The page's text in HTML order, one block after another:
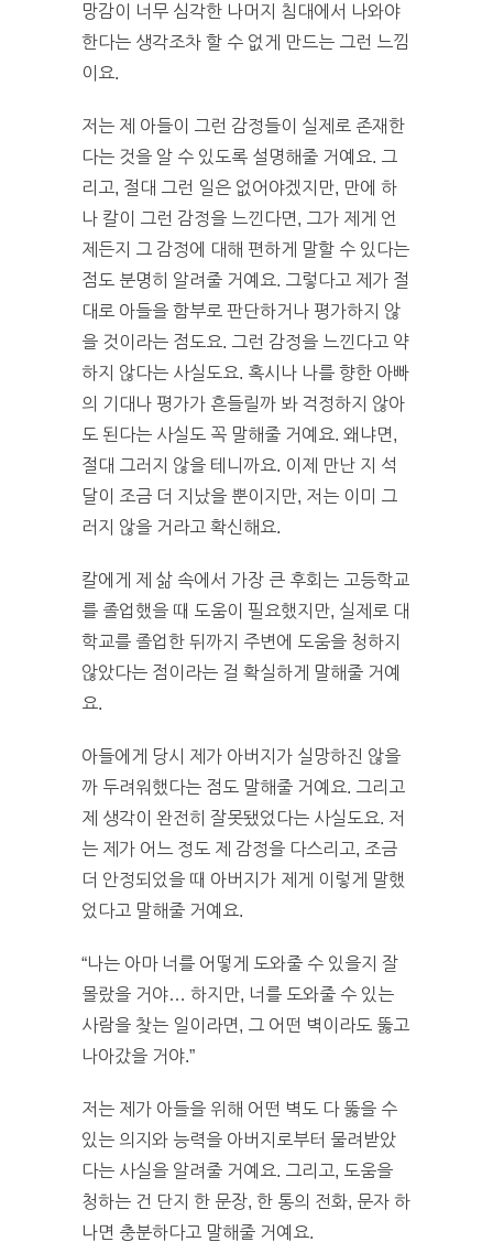
망감이 너무 심각한 나머지 침대에서 나와야
한다는 생각조차 할 수 없게 만드는 그런 느낌
이요.
저는 제 아들이 그런 감정들이 실제로 존재한
다는 것을 알 수 있도록 설명해줄 거예요. 그
리고, 절대 그런 일은 없어야겠지만, 만에 하
나 칼이 그런 감정을 느낀다면, 그가 제게 언
제든지 그 감정에 대해 편하게 말할 수 있다는
점도 분명히 알려줄 거예요. 그렇다고 제가 절
대로 아들을 함부로 판단하거나 평가하지 않
을 것이라는 점도요. 그런 감정을 느낀다고 약
하지 않다는 사실도요. 혹시나 나를 향한 아빠
의 기대나 평가가 흔들릴까 봐 걱정하지 않아
도 된다는 사실도 꼭 말해줄 거예요. 왜냐면,
절대 그러지 않을 테니까요. 이제 만난 지 석
달이 조금 더 지났을 뿐이지만, 저는 이미 그
러지 않을 거라고 확신해요.
칼에게 제 삶 속에서 가장 큰 후회는 고등학교
를 졸업했을 때 도움이 필요했지만, 실제로 대
학교를 졸업한 뒤까지 주변에 도움을 청하지
않았다는 점이라는 걸 확실하게 말해줄 거예
요.
아들에게 당시 제가 아버지가 실망하진 않을
까 두려워했다는 점도 말해줄 거예요. 그리고
제 생각이 완전히 잘못됐었다는 사실도요. 저
는 제가 어느 정도 제 감정을 다스리고, 조금
더 안정되었을 때 아버지가 제게 이렇게 말했
었다고 말해줄 거예요.
“나는 아마 너를 어떻게 도와줄 수 있을지 잘
몰랐을 거야… 하지만, 너를 도와줄 수 있는
사람을 찾는 일이라면, 그 어떤 벽이라도 뚫고
나아갔을 거야.”
저는 제가 아들을 위해 어떤 벽도 다 뚫을 수
있는 의지와 능력을 아버지로부터 물려받았
다는 사실을 알려줄 거예요. 그리고, 도움을
청하는 건 단지 한 문장, 한 통의 전화, 문자 하
나면 충분하다고 말해줄 거예요.